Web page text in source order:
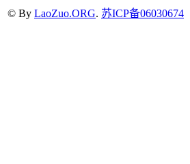
© By LaoZuo.ORG. 苏ICP备06030674